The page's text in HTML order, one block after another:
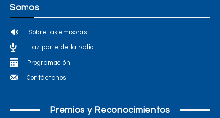
Somos
Sobre las emisoras
Haz parte de la radio
Programación
Contáctanos
Premios y Reconocimientos